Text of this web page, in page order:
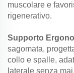
muscolare e
rigenerativo.
Supporto
sagomata,
collo e spalle,
laterale senza